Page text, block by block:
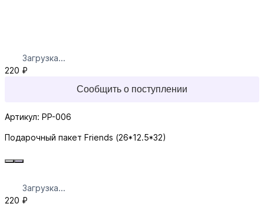
Загрузка...
220 ₽
Сообщить о поступлении
Артикул: PP-006
Подарочный пакет Friends (26*12.5*32)
Загрузка...
220 ₽